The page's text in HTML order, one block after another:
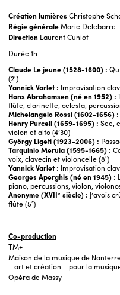
Création lumièresChristophe
Régie généraleMarie Delebarre
Direction Laurent Cuniot
Durée1h
Claude Le jeune (1528-1600) :
(2′)
Yannick Varlet : Improvisation
Hans Abrahamsen (né en 1952) :
flûte, clarinette, celesta,
Michelangelo Rossi (1602-1656) :
Henry Purcell (1659-1695) : See,
violon et alto (4’30)
György Ligeti (1923-2006) :
Tarquinio Merula (1595-1665) :
voix, clavecin et violoncelle (8′)
Yannick Varlet : Improvisation
Georges Aperghis (né en 1945) :
piano, percussions, violon,
Anonyme (XVII° siècle) : J’avois
flûte (5′)
Co-production
TM+
Maison de la musique de
– art et création – pour la
Opéra de Massy